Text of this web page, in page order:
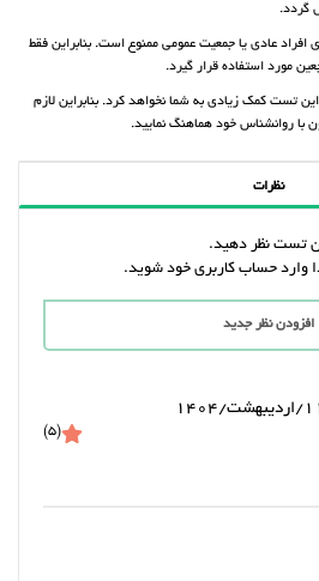
گردد.
افراد عادی یا جمعیت عمومی ممنوع است. بنابراین فقط
مورد استفاده قرار گیرد.
تست کمک زیادی به شما نخواهد کرد. بنابراین لازم
روانشناس خود هماهنگ نمایید.
نظرات
تست نظر دهید.
وارد حساب کاربری خود شوید.
افزودن نظر جدید
(5)